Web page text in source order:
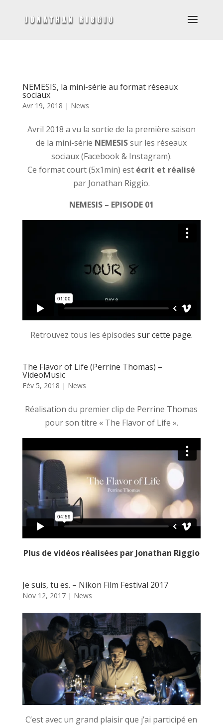
NEMESIS, la mini-série au format réseaux
sociaux
Avr 19, 2018 | News
Avril 2018 a vu la sortie de la première saison
de la mini-série NEMESISsur les réseaux
sociaux (Facebook & Instagram).
Ce format court (5x1min) est écrit et réalisé
par Jonathan Riggio.
NEMESIS – EPISODE 01
Retrouvez tous les épisodes sur cette page.
The Flavor of Life (Perrine Thomas) –
VideoMusic
Fév 5, 2018 | News
Réalisation du premier clip de Perrine Thomas
pour son titre « The Flavor of Life ».
Plus de vidéos réalisées par Jonathan Riggio
Je suis, tu es. – Nikon Film Festival 2017
Nov 12, 2017| News
C’est avec un grand plaisir que j’ai participé en